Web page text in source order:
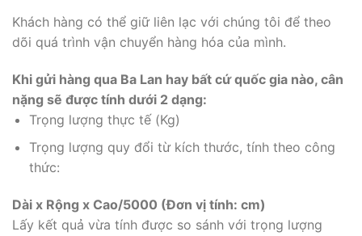
Khách hàng có thể giữ liên lạc với chúng tôi để theo
dõi quá trình vận chuyển hàng hóa của mình.
Khi gửi hàng qua Ba Lan hay bất cứ quốc gia nào, cân
nặng sẽ được tính dưới 2 dạng:
Trọng lượng thực tế (Kg)
Trọng lượng quy đổi từ kích thước, tính theo công
thức:
Dài x Rộng x Cao/5000 (Đơn vị tính: cm)
Lấy kết quả vừa tính được so sánh với trọng lượng